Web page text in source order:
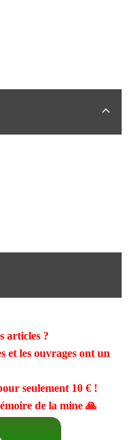

articles ?
et les ouvrages ont un
seulement 10 €!
de la mine 🙏